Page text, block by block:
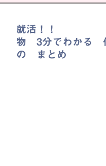
就活！！
物 3分でわかる
の まとめ